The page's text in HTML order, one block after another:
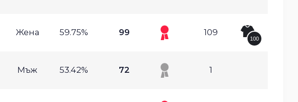
Жена 59.75% 99 109
100
Мъж 53.42% 72 1